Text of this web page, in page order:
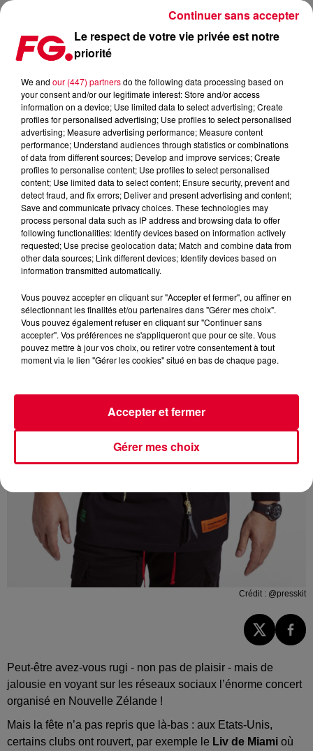
CEDRIC GERVAIS INVITÉ CE SOIR !
Publié : 6 mai 2021 à 8h00 par Christophe HUBERT
Crédit : @presskit
Peut-être avez-vous rugi - non pas de plaisir - mais de
jalousie en voyant sur les réseaux sociaux l’énorme concert
organisé en Nouvelle Zélande !
Mais la fête n’a pas repris que là-bas : aux Etats-Unis,
certains clubs ont rouvert, par exemple le Liv de Miami où
Le respect de votre vie privée est notre
priorité
We and our (447) partnersdo the following data processing based on
your consent and/or our legitimate interest: Store and/or access
information on a device; Use limited data to select advertising; Create
profiles for personalised advertising; Use profiles to select personalised
advertising; Measure advertising performance; Measure content
performance; Understand audiences through statistics or combinations
of data from different sources; Develop and improve services; Create
profiles to personalise content; Use profiles to select personalised
content; Use limited data to select content; Ensure security, prevent and
detect fraud, and fix errors; Deliver and present advertising and content;
Save and communicate privacy choices. These technologies may
process personal data such as IP address and browsing data to offer
following functionalities: Identify devices based on information actively
requested; Use precise geolocation data; Match and combine data from
other data sources; Link different devices; Identify devices based on
information transmitted automatically.
Vous pouvez accepter en cliquant sur "Accepter et fermer", ou affiner en
sélectionnant les finalités et/ou partenaires dans "Gérer mes choix".
Vous pouvez également refuser en cliquant sur "Continuer sans
accepter". Vos préférences ne s'appliqueront que pour ce site. Vous
pouvez mettre à jour vos choix, ou retirer votre consentement à tout
moment via le lien "Gérer les cookies" situé en bas de chaque page.
Gérer mes choix
Accepter et fermer
Continuer sans accepter